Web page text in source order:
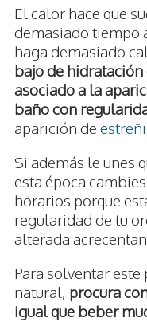
El calor hace que
demasiado tiempo
haga demasiado
bajo de hidratación
asociado a la
baño con
aparición de
Si además le unes
esta época
horarios porque
regularidad de tu
alterada
Para solventar
natural, procura
igual que beber